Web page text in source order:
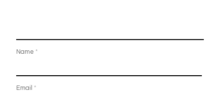
Name *
Email *